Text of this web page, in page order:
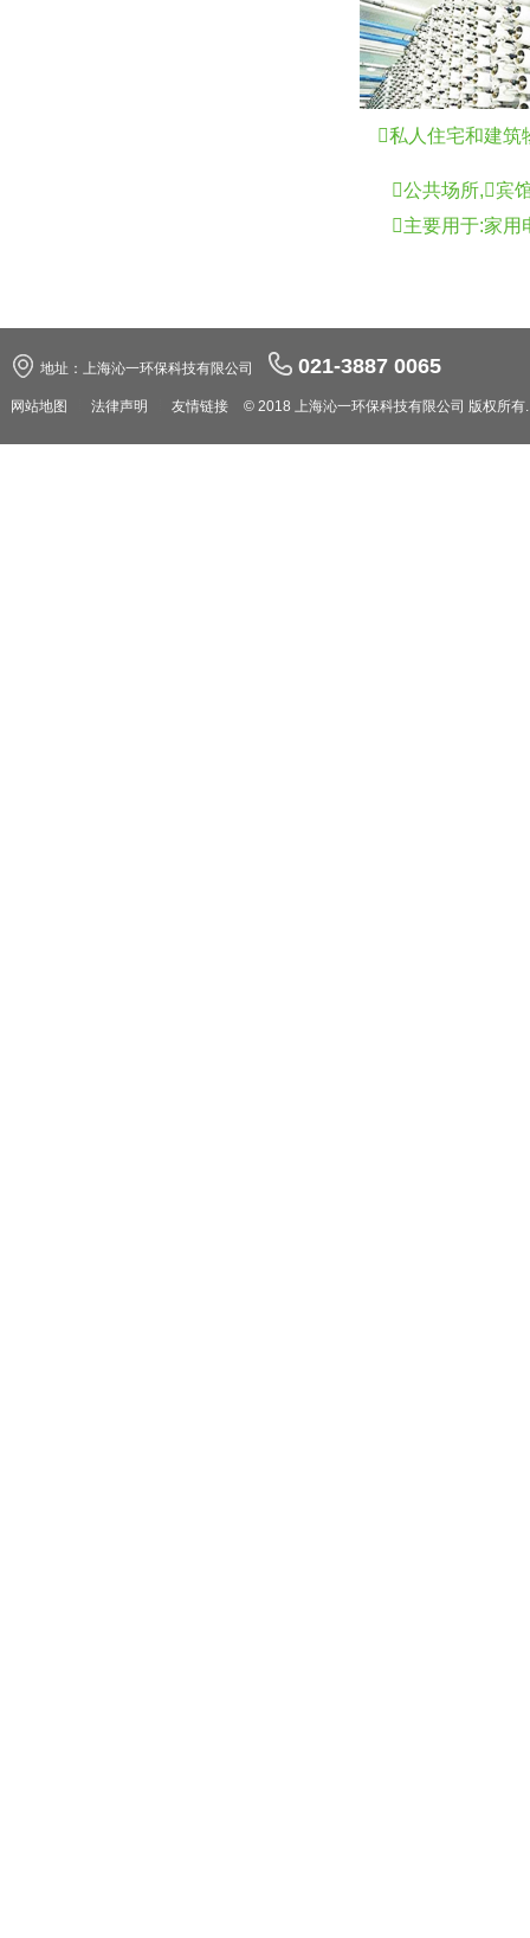
私人住宅和建筑
公共场所,宾
主要用于:家用
地址：上海沁一环保科技有限公司 021-3887 0065
网站地图 法律声明 友情链接 © 2018 上海沁一环保科技有限公司 版权所